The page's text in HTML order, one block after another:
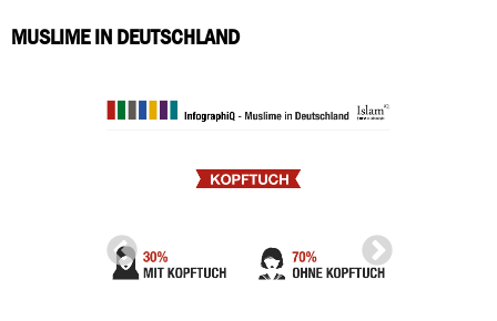
MUSLIME IN DEUTSCHLAND